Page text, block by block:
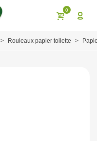
0
> Rouleaux papier toilette >